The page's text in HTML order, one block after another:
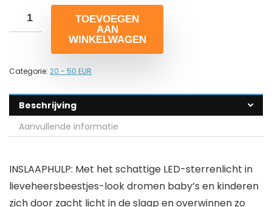
TOEVOEGEN
AAN
WINKELWAGEN
Categorie: 20 - 50 EUR
Beschrijving
Aanvullende informatie
INSLAAPHULP: Met het schattige LED-sterrenlicht in
lieveheersbeestjes-look dromen baby’s en kinderen
zich door zacht licht in de slaap en overwinnen zo